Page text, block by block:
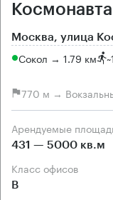
Москва, улица
Сокол → 1.79 км ~
770 м →
Арендуемые
431 — 5000 кв.м
Класс офисов
B